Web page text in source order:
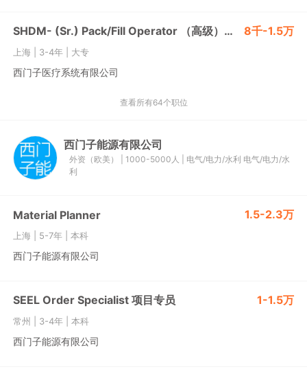
SHDM- (Sr.) Pack/Fill Operator （高级）灌装操作员 8千-1.5万
上海 3-4年 大专
西门子医疗系统有限公司
查看所有64个职位
西门子能源有限公司
外资（欧美） 1000-5000人 电气/电力/水利 电气/电力/水
利
Material Planner 1.5-2.3万
上海 5-7年 本科
西门子能源有限公司
SEEL Order Specialist 项目专员 1-1.5万
常州 3-4年 本科
西门子能源有限公司